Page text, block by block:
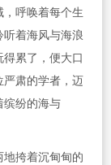
呼唤着每个生
着海风与海浪
累了，便大口
肃的学者，迈
缤纷的海与
挎着沉甸甸的